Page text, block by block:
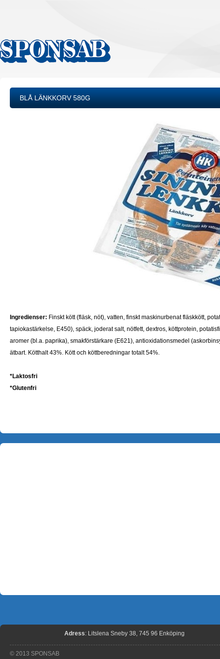
BLÅ LÄNKKORV 580G
Ingredienser: Finskt kött (fläsk, nöt), vatten, finskt maskinurbenat fläskkött,
tapiokastärkelse, E450), späck, joderat salt, nötfett, dextros, köttprotein,
aromer (bl.a. paprika), smakförstärkare (E621), antioxidationsmedel
ätbart. Kötthalt 43%. Kött och köttberedningar totalt 54%.
*Laktosfri
*Glutenfri
Adress: Litslena Sneby 38, 745 96 Enköping
© 2013 SPONSAB